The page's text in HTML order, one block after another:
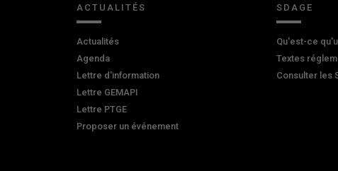
ACTUALITÉS
Actualités
Agenda
Lettre d'information
Lettre GEMAPI
Lettre PTGE
Proposer un événement
SDAGE
Qu'est-ce
Textes
Consulter les